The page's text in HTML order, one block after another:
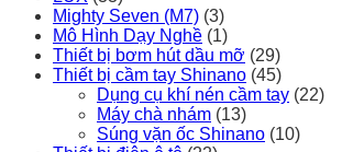
Mighty Seven (M7) (3)
Mô Hình Dạy Nghề (1)
Thiết bị bơm hút dầu mỡ (29)
Thiết bị cầm tay Shinano (45)
Dụng cụ khí nén cầm tay (22)
Máy chà nhám (13)
Súng vặn ốc Shinano (10)